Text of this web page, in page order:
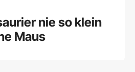
nie so klein
Maus